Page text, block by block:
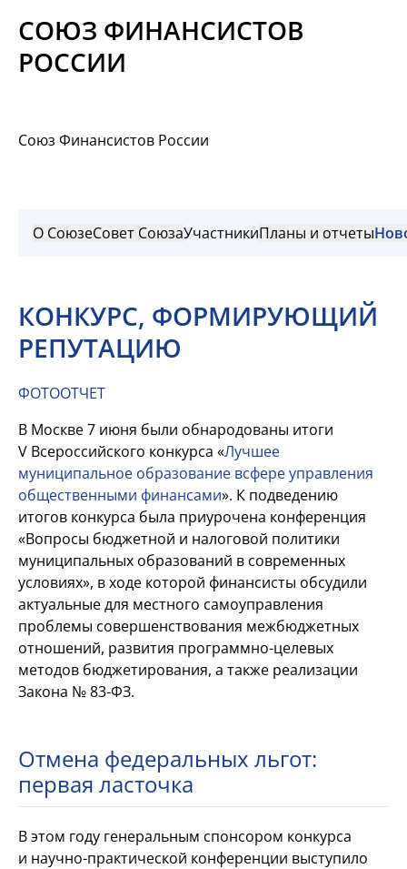
Материалы
СОЮЗ ФИНАНСИСТОВ
РОССИИ
Союз Финансистов России
О СоюзеСовет СоюзаУчастникиПланы и отчеты
КОНКУРС, ФОРМИРУЮЩИЙ
РЕПУТАЦИЮ
ФОТООТЧЕТ
В Москве 7 июня были обнародованы итоги
V Всероссийского конкурса «Лучшее
муниципальное образование всфере управления
общественными финансами». К подведению
итогов конкурса была приурочена конференция
«Вопросы бюджетной и налоговой политики
муниципальных образований в современных
условиях», входе которой финансисты обсудили
актуальные для местного самоуправления
проблемы совершенствования межбюджетных
отношений, развития программно-целевых
методов бюджетирования, а также реализации
Закона №83-ФЗ.
Отмена федеральных льгот:
первая ласточка
Вэтом году генеральным спонсором конкурса
и научно-практической конференции выступило